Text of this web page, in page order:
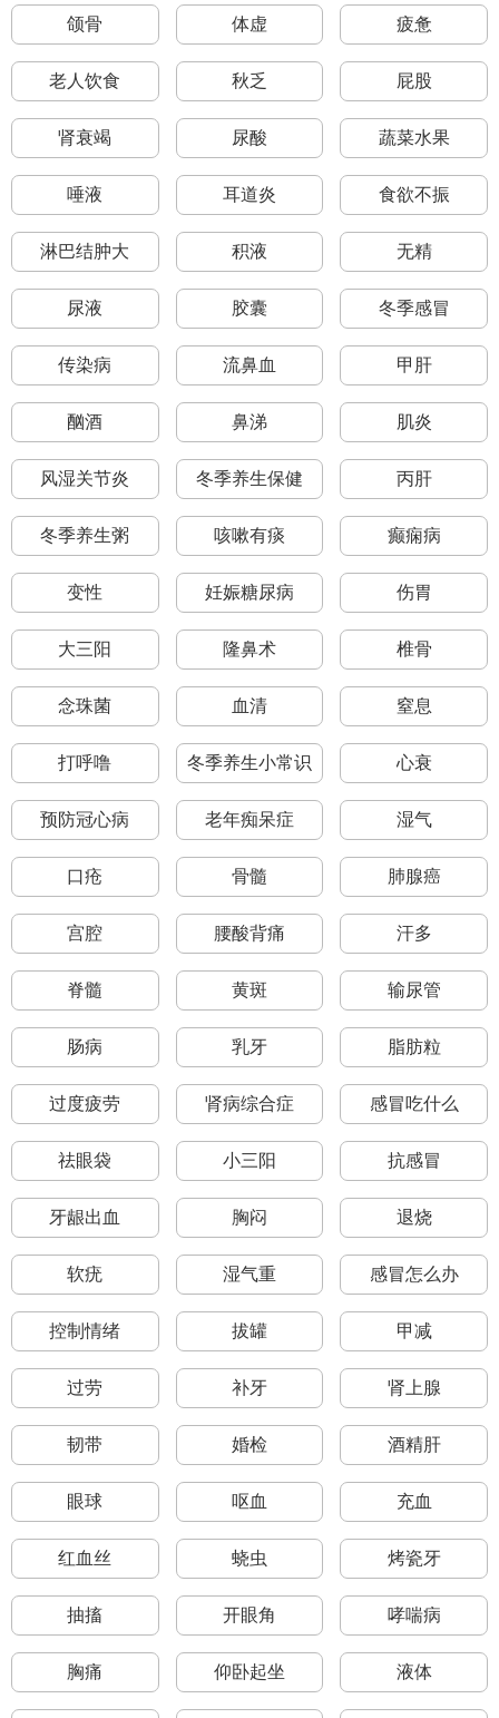
颌骨 体虚 疲惫
老人饮食 秋乏 屁股
肾衰竭 尿酸 蔬菜水果
唾液 耳道炎 食欲不振
淋巴结肿大 积液 无精
尿液 胶囊 冬季感冒
传染病 流鼻血 甲肝
酗酒 鼻涕 肌炎
风湿关节炎 冬季养生保健 丙肝
冬季养生粥 咳嗽有痰 癫痫病
变性 妊娠糖尿病 伤胃
大三阳 隆鼻术 椎骨
念珠菌 血清 窒息
打呼噜 冬季养生小常识 心衰
预防冠心病 老年痴呆症 湿气
口疮 骨髓 肺腺癌
宫腔 腰酸背痛 汗多
脊髓 黄斑 输尿管
肠病 乳牙 脂肪粒
过度疲劳 肾病综合症 感冒吃什么
祛眼袋 小三阳 抗感冒
牙龈出血 胸闷 退烧
软疣 湿气重 感冒怎么办
控制情绪 拔罐 甲减
过劳 补牙 肾上腺
韧带 婚检 酒精肝
眼球 呕血 充血
红血丝 蛲虫 烤瓷牙
抽搐 开眼角 哮喘病
胸痛 仰卧起坐 液体